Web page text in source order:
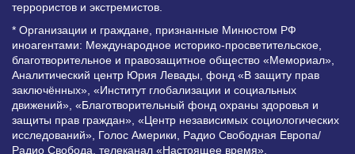
террористов и экстремистов.
* Организации и граждане, признанные Минюстом РФ
иноагентами: Международное историко-просветительское,
благотворительное и правозащитное общество «Мемориал»,
Аналитический центр Юрия Левады, фонд «В защиту прав
заключённых», «Институт глобализации и социальных
движений», «Благотворительный фонд охраны здоровья и
защиты прав граждан», «Центр независимых социологических
исследований», Голос Америки, Радио Свободная Европа/
Радио Свобода, телеканал «Настоящее время»,